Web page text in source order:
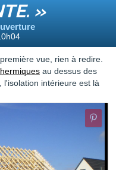
»
vue, rien à redire.
au dessus des
l'isolation intérieure est là